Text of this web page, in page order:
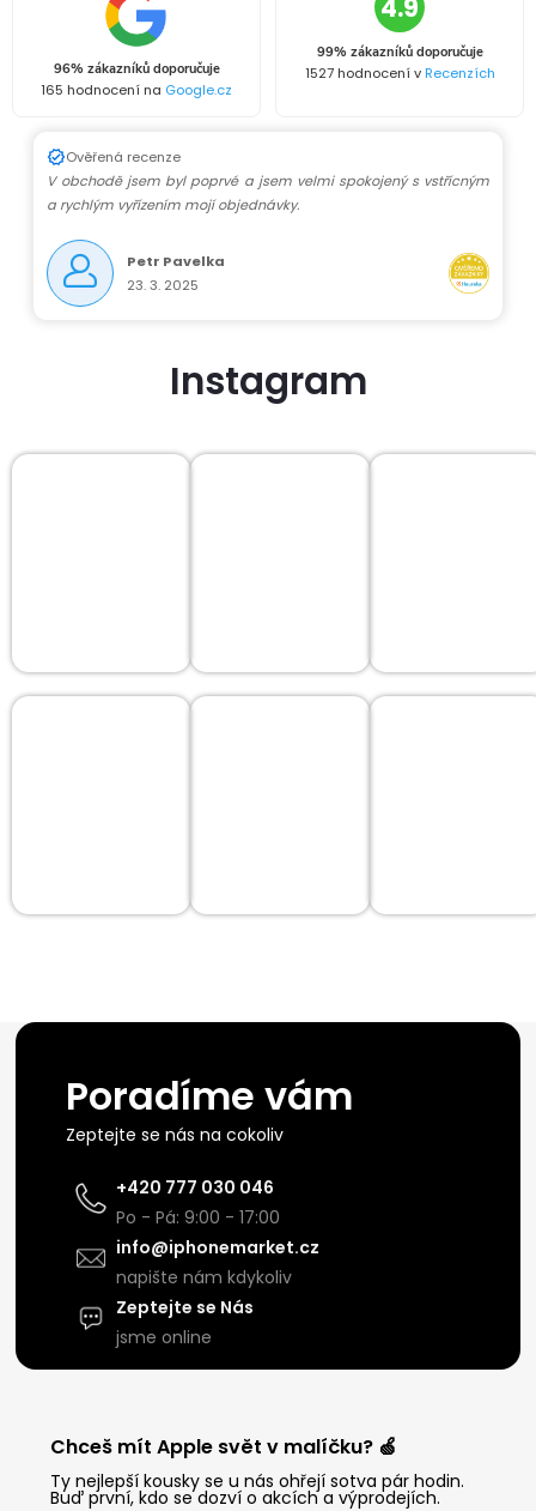
96% zákazníků doporučuje
165 hodnocení na Google.cz
4.9
99% zákazníků doporučuje
1527 hodnocení vRecenzích
Ověřená recenze
V obchodě jsem byl poprvé a jsem velmi spokojený s vstřícným
a rychlým vyřízením mojí objednávky.
Petr Pavelka
23. 3. 2025
Instagram
Poradíme vám
Zeptejte se nás na cokoliv
+420 777 030 046
Po - Pá: 9:00 - 17:00
info@iphonemarket.cz
napište nám kdykoliv
Zeptejte se Nás
jsme online
Chceš mít Apple svět v malíčku? 🍏
Ty nejlepší kousky se u nás ohřejí sotva pár hodin.
Buď první, kdo se dozví o akcích a výprodejích.